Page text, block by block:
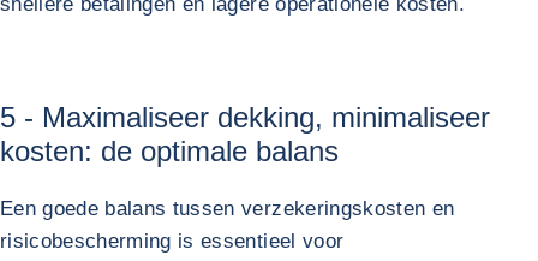
5 - Maximaliseer dekking, minimaliseer
kosten: de optimale balans
Een goede balans tussen verzekeringskosten en
risicobescherming is essentieel voor